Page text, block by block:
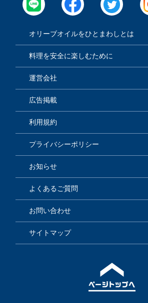
オリーブオイルをひとまわしとは
料理を安全に楽しむために
運営会社
広告掲載
利用規約
プライバシーポリシー
お知らせ
よくあるご質問
お問い合わせ
サイトマップ